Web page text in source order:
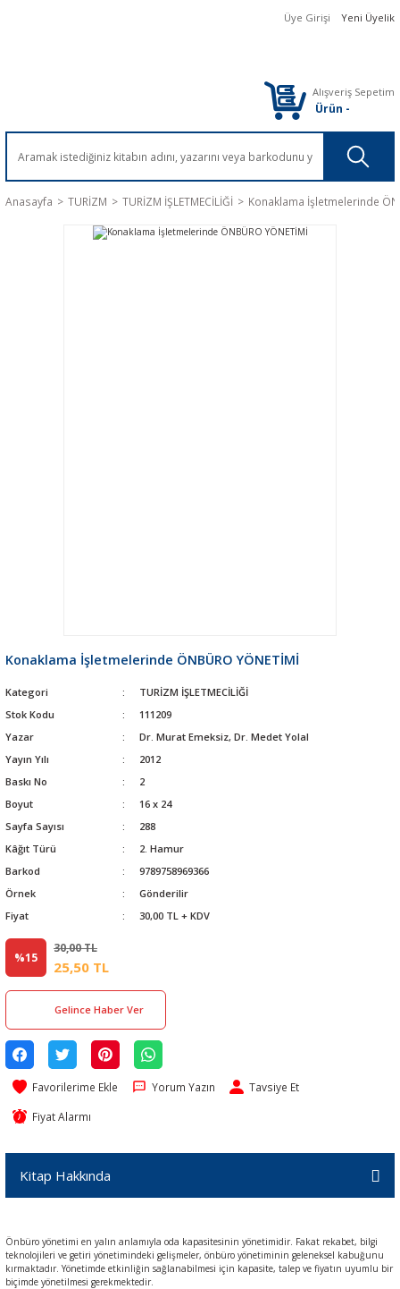
Üye Girişi Yeni Üyelik
Alışveriş Sepetim
Ürün -
Anasayfa TURİZM TURİZM İŞLETMECİLİĞİ Konaklama İşletmelerinde
Konaklama İşletmelerinde ÖNBÜRO YÖNETİMİ
Kategori
TURİZM İŞLETMECİLİĞİ
Stok Kodu
111209
Yazar
Dr. Murat Emeksiz, Dr. Medet Yolal
Yayın Yılı
2012
Baskı No
2
Boyut
16 x 24
Sayfa Sayısı
288
Kâğıt Türü
2. Hamur
Barkod
9789758969366
Örnek
Gönderilir
Fiyat
30,00 TL + KDV
%15
30,00 TL
25,50 TL
Gelince Haber Ver
Yorum Yazın Tavsiye Et
Fiyat Alarmı
Kitap Hakkında
Önbüro yönetimi en yalın anlamıyla oda kapasitesinin yönetimidir. Fakat rekabet, bilgi
teknolojileri ve getiri yönetimindeki gelişmeler, önbüro yönetiminin geleneksel kabuğunu
kırmaktadır. Yönetimde etkinliğin sağlanabilmesi için kapasite, talep ve fiyatın uyumlu bir
biçimde yönetilmesi gerekmektedir.